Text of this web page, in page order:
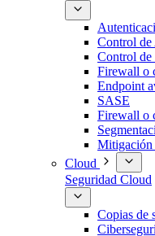
Control de
Control de
Firewall o
Endpoint
SASE
Firewall o
Mitigación
Cloud
Seguridad Cloud
Copias de